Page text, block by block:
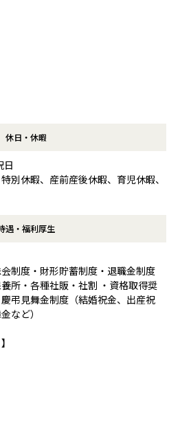
休日・休暇
日
別休暇、産前産後休暇、育児休暇、
遇・福利厚生
会制度・財形貯蓄制度・退職金制度
養所・各種社販・社割 ・資格取得奨
弔見舞金制度（結婚祝金、出産祝
など）